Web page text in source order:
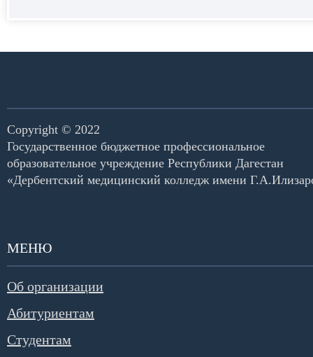
Copyright © 2022
Государственное бюджетное профессиональное
образовательное учреждение Республики Дагестан
«Дербентский медицинский колледж имени
МЕНЮ
Об организации
Абитуриентам
Студентам